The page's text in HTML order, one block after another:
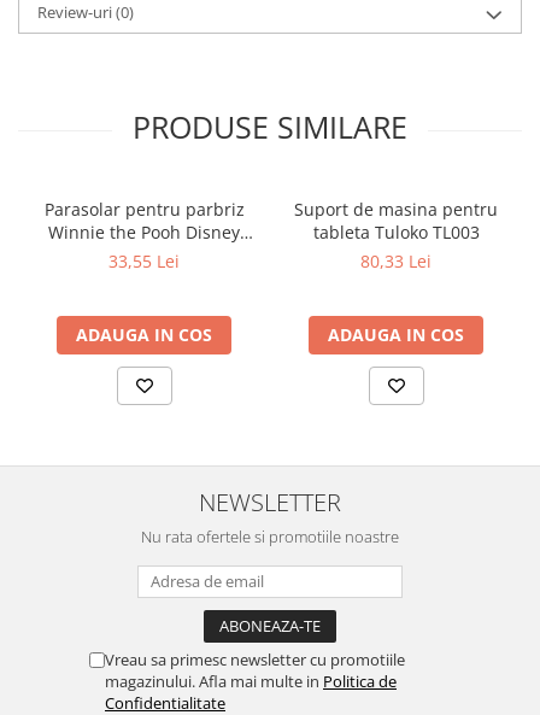
Review-uri(0)
PRODUSE SIMILARE
Parasolar pentru parbriz
Winnie the Pooh Disney
Eurasia 26022
33,55 Lei
ADAUGA IN COS
Suport de masina pentru
tableta Tuloko TL003
80,33 Lei
ADAUGA IN COS
NEWSLETTER
Nu rata ofertele si promotiile noastre
Vreau sa primesc newsletter cu promotiile
magazinului. Afla mai multe in Politica de
Confidentialitate